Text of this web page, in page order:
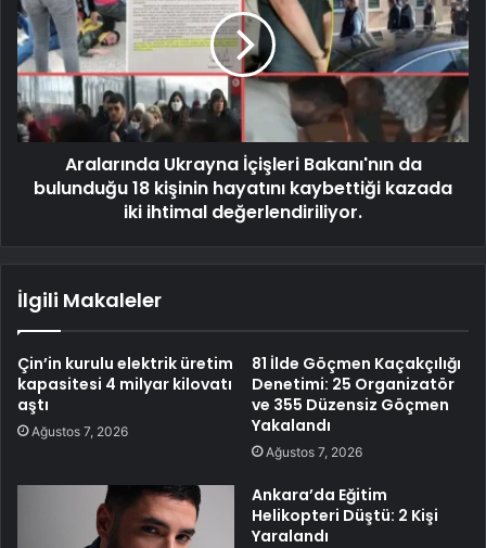
Aralarında Ukrayna İçişleri Bakanı'nın da
bulunduğu 18 kişinin hayatını kaybettiği kazada
iki ihtimal değerlendiriliyor.
İlgili Makaleler
Çin’in kurulu elektrik üretim
kapasitesi 4 milyar kilovatı
aştı
Ağustos 7, 2026
81 İlde Göçmen Kaçakçılığı
Denetimi: 25 Organizatör
ve 355 Düzensiz Göçmen
Yakalandı
Ağustos 7, 2026
Ankara’da Eğitim
Helikopteri Düştü: 2 Kişi
Yaralandı